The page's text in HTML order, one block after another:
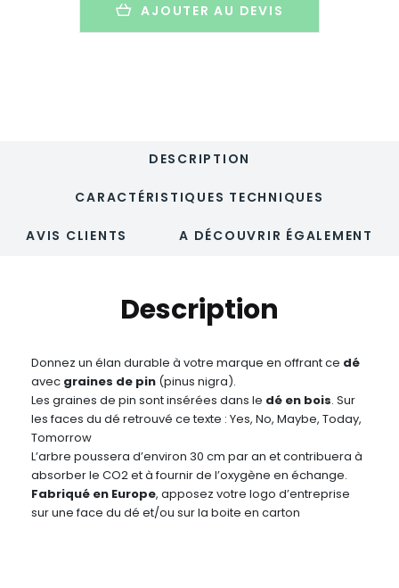
-
AJOUTER AU DEVIS
DESCRIPTION
CARACTÉRISTIQUES TECHNIQUES
AVIS CLIENTS A DÉCOUVRIR ÉGALEMENT
Description
Donnez un élan durable à votre marque en offrant ce dé
avec graines de pin (pinus nigra).
Les graines de pin sont insérées dans le dé en bois. Sur
les faces du dé retrouvé ce texte : Yes, No, Maybe, Today,
Tomorrow
L’arbre poussera d’environ 30 cm par an et contribuera à
absorber le CO2 et à fournir de l’oxygène en échange.
Fabriqué en Europe, apposez votre logo d’entreprise
sur une face du dé et/ou sur la boite en carton